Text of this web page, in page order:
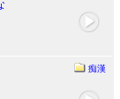
痴漢